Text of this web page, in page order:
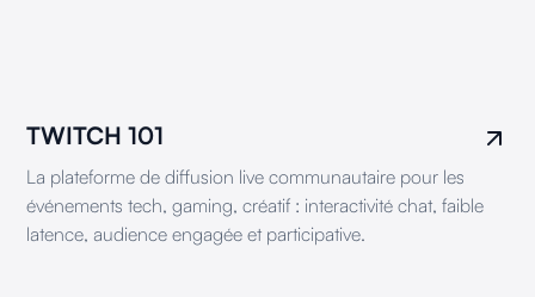
TWITCH 101
La plateforme de diffusion live communautaire pour les
événements tech, gaming, créatif : interactivité chat, faible
latence, audience engagée et participative.